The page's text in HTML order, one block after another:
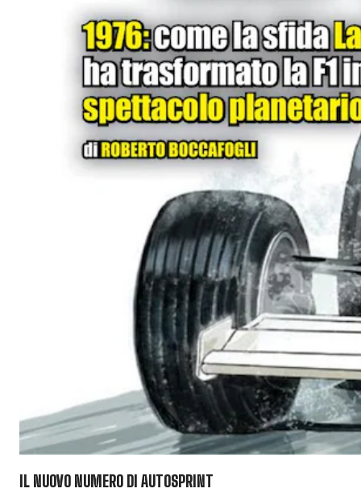
IL NUOVO NUMERO DI AUTOSPRINT